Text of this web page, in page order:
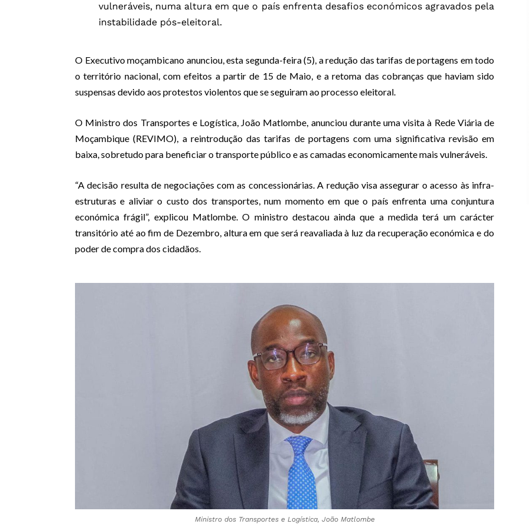
vulneráveis, numa altura em que o país enfrenta desafios económicos agravados pela
instabilidade pós-eleitoral.
O Executivo moçambicano anunciou, esta segunda-feira (5), a redução das tarifas de portagens em todo
o território nacional, com efeitos a partir de 15 de Maio, e a retoma das cobranças que haviam sido
suspensas devido aos protestos violentos que se seguiram ao processo eleitoral.
O Ministro dos Transportes e Logística, João Matlombe, anunciou durante uma visita à Rede Viária de
Moçambique (REVIMO), a reintrodução das tarifas de portagens com uma significativa revisão em
baixa, sobretudo para beneficiar o transporte público e as camadas economicamente mais vulneráveis.
“A decisão resulta de negociações com as concessionárias. A redução visa assegurar o acesso às infra-
estruturas e aliviar o custo dos transportes, num momento em que o país enfrenta uma conjuntura
económica frágil”, explicou Matlombe. O ministro destacou ainda que a medida terá um carácter
transitório até ao fim de Dezembro, altura em que será reavaliada à luz da recuperação económica e do
poder de compra dos cidadãos.
Ministro dos Transportes e Logística, João Matlombe